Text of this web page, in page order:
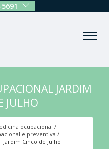
JARDIM
JULHO
ocupacional
e preventiva
Jardim Cinco de Julho